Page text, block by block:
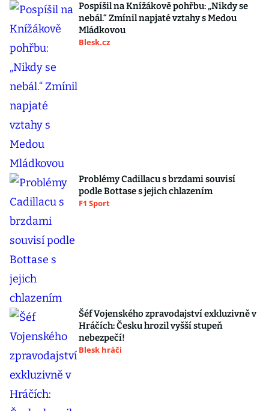
Pospíšil na Knížákově pohřbu: „Nikdy se
nebál.“ Zmínil napjaté vztahy s Medou
Mládkovou
Blesk.cz
Problémy Cadillacu s brzdami souvisí
podle Bottase s jejich chlazením
F1 Sport
Šéf Vojenského zpravodajství exkluzivně v
Hráčích: Česku hrozil vyšší stupeň
nebezpečí!
Blesk hráči